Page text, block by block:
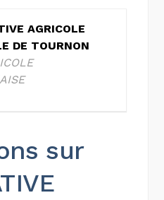
AGRICOLE
DE TOURNON
sur